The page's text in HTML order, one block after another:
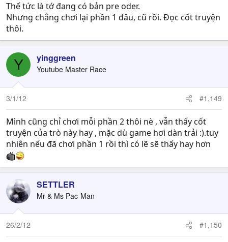
Thế tức là tớ đang có bản pre oder.
Nhưng chẳng chơi lại phần 1 đâu, cũ rồi. Đọc cốt truyện
thôi.
Y yinggreen
Youtube Master Race
3/1/12 #1,149
Mình cũng chỉ chơi mỗi phần 2 thôi nè , vẫn thấy cốt
truyện của trò này hay , mặc dù game hơi dàn trải :).tuy
nhiên nếu đã chơi phần 1 rồi thì có lẽ sẽ thấy hay hơn
SETTLER
Mr & Ms Pac-Man
26/2/12 #1,150